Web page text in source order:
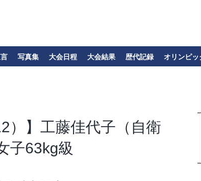
写真集 大会日程 大会結果 歴代記録 オリンピッ
）】工藤佳代子（自衛
子63kg級